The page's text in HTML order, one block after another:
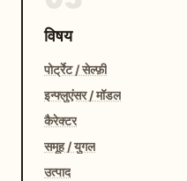
विषय
पोर्ट्रेट / सेल्फ़ी
इन्फ्लुएंसर / मॉडल
कैरेक्टर
समूह / युगल
उत्पाद